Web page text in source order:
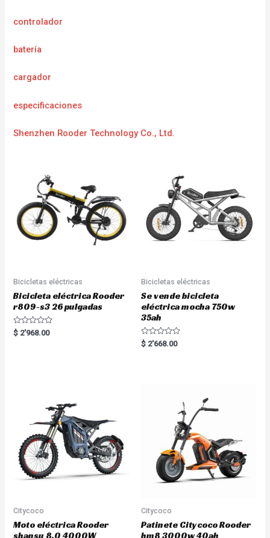
controlador
batería
cargador
especificaciones
Shenzhen Rooder Technology Co., Ltd.
Bicicletas eléctricas
Bicicleta eléctrica Rooder
r809-s3 26 pulgadas
R
a
$ 2'968.00
Bicicletas eléctricas
Se vende bicicleta
eléctrica mocha 750w
35ah
R
a
$ 2'668.00
Citycoco
Moto eléctrica Rooder
shansu 8.0 4000W
Citycoco
Patinete Citycoco Rooder
hm8 3000w 40ah